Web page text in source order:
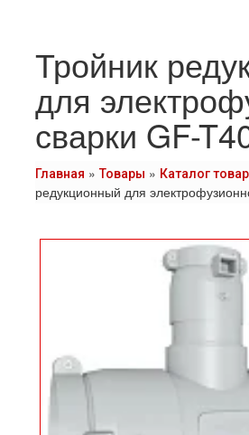
Тройник
для
сварки GF-
Главная »Товары » Каталог
редукционный для